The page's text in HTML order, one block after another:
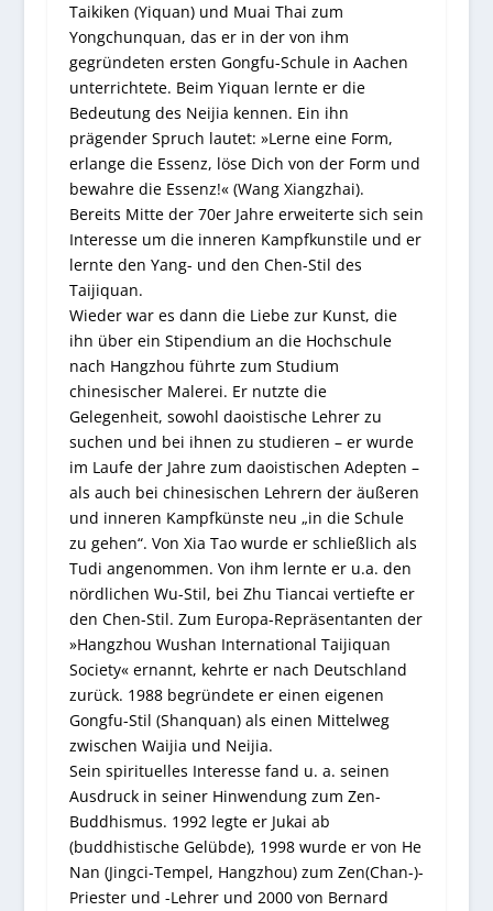
Taikiken (Yiquan) und Muai Thai zum
Yongchunquan, das er in der von ihm
gegründeten ersten Gongfu-Schule in Aachen
unterrichtete. Beim Yiquan lernte er die
Bedeutung des Neijia kennen. Ein ihn
prägender Spruch lautet: »Lerne eine Form,
erlange die Essenz, löse Dich von der Form und
bewahre die Essenz!« (Wang Xiangzhai).
Bereits Mitte der 70er Jahre erweiterte sich sein
Interesse um die inneren Kampfkunstile und er
lernte den Yang- und den Chen-Stil des
Taijiquan.
Wieder war es dann die Liebe zur Kunst, die
ihn über ein Stipendium an die Hochschule
nach Hangzhou führte zum Studium
chinesischer Malerei. Er nutzte die
Gelegenheit, sowohl daoistische Lehrer zu
suchen und bei ihnen zu studieren – er wurde
im Laufe der Jahre zum daoistischen Adepten –
als auch bei chinesischen Lehrern der äußeren
und inneren Kampfkünste neu „in die Schule
zu gehen“. Von Xia Tao wurde er schließlich als
Tudi angenommen. Von ihm lernte er u.a. den
nördlichen Wu-Stil, bei Zhu Tiancai vertiefte er
den Chen-Stil. Zum Europa-Repräsentanten der
»Hangzhou Wushan International Taijiquan
Society« ernannt, kehrte er nach Deutschland
zurück. 1988 begründete er einen eigenen
Gongfu-Stil (Shanquan) als einen Mittelweg
zwischen Waijia und Neijia.
Sein spirituelles Interesse fand u. a. seinen
Ausdruck in seiner Hinwendung zum Zen-
Buddhismus. 1992 legte er Jukai ab
(buddhistische Gelübde), 1998 wurde er von He
Nan (Jingci-Tempel, Hangzhou) zum Zen(Chan-)-
Priester und -Lehrer und 2000 von Bernard